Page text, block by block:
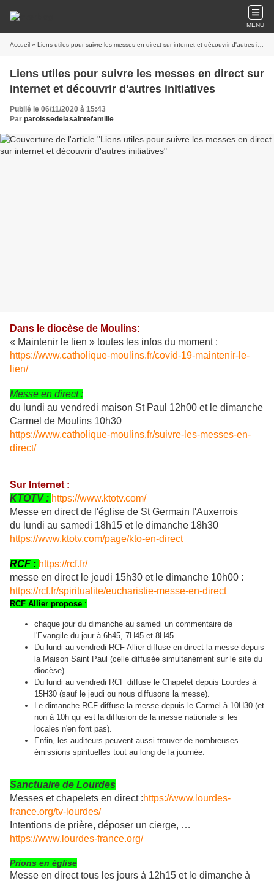
MENU
Accueil » Liens utiles pour suivre les messes en direct sur internet et découvrir d'autres initiatives
Liens utiles pour suivre les messes en direct sur
internet et découvrir d'autres initiatives
Publié le 06/11/2020 à 15:43
Par paroissedelasaintefamille
Dans le diocèse de Moulins:
« Maintenir le lien » toutes les infos du moment :
https://www.catholique-moulins.fr/covid-19-maintenir-le-
lien/
Messe en direct :
du lundi au vendredi maison St Paul 12h00 et le dimanche
Carmel de Moulins 10h30
https://www.catholique-moulins.fr/suivre-les-messes-en-
direct/
Sur Internet :
KTOTV : https://www.ktotv.com/
Messe en direct de l'église de St Germain l'Auxerrois
du lundi au samedi 18h15 et le dimanche 18h30
https://www.ktotv.com/page/kto-en-direct
RCF : https://rcf.fr/
messe en direct le jeudi 15h30 et le dimanche 10h00 :
https://rcf.fr/spiritualite/eucharistie-messe-en-direct
RCF Allier propose :
chaque jour du dimanche au samedi un commentaire de
l'Evangile du jour à 6h45, 7H45 et 8H45.
Du lundi au vendredi RCF Allier diffuse en direct la messe depuis
la Maison Saint Paul (celle diffusée simultanément sur le site du
diocèse).
Du lundi au vendredi RCF diffuse le Chapelet depuis Lourdes à
15H30 (sauf le jeudi ou nous diffusons la messe).
Le dimanche RCF diffuse la messe depuis le Carmel à 10H30 (et
non à 10h qui est la diffusion de la messe nationale si les
locales n'en font pas).
Enfin, les auditeurs peuvent aussi trouver de nombreuses
émissions spirituelles tout au long de la journée.
Sanctuaire de Lourdes
Messes et chapelets en direct :https://www.lourdes-
france.org/tv-lourdes/
Intentions de prière, déposer un cierge, …
https://www.lourdes-france.org/
Prions en église
Messe en direct tous les jours à 12h15 et le dimanche à